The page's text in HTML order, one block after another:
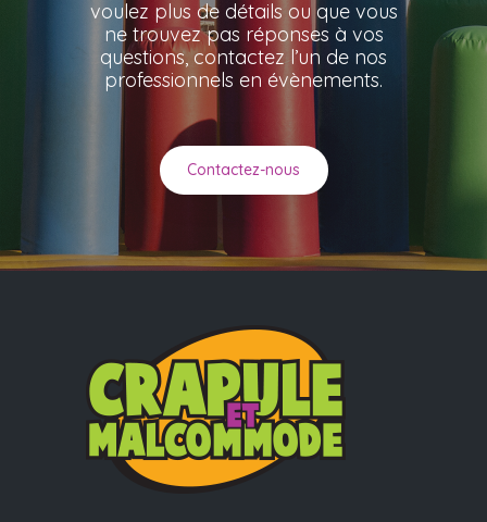
voulez plus de détails ou que vous
ne trouvez pas réponses à vos
questions, contactez l’un de nos
professionnels en évènements.
Contactez-nous